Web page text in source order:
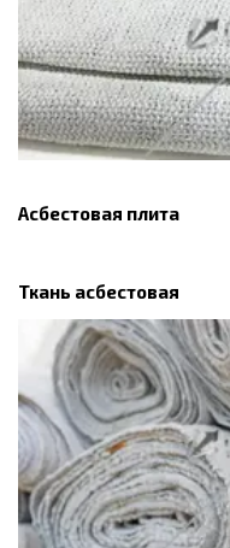
Асбестовая плита
Ткань асбестовая